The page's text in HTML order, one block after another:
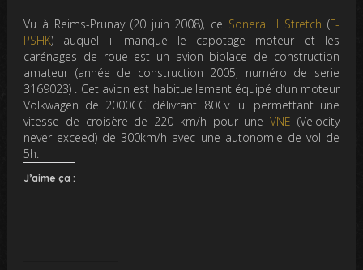
Vu à Reims-Prunay (20 juin 2008), ce Sonerai II Stretch (F-
PSHK) auquel il manque le capotage moteur et les
carénages de roue est un avion biplace de construction
amateur (année de construction 2005, numéro de serie
3169023) . Cet avion est habituellement équipé d’un moteur
Volkwagen de 2000CC délivrant 80Cv lui permettant une
vitesse de croisère de 220 km/h pour uneVNE (Velocity
never exceed) de 300km/h avec une autonomie de vol de
5h.
J’aime ça :